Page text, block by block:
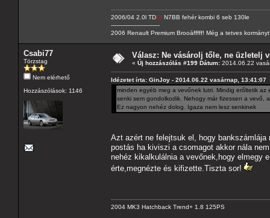
2006/04 2.0l TDCI N7BB fehér kombi 6 seb 130le
---------------------------
2006 Renault Premium Brooáfffff! Még a tetves
Csabi77
Törzstag
Nem elérhető
Hozzászólások: 1146
Válasz: Ne vásárolj tőle, ne üzletelj
« Új hozzászólás #199 Dátum: 2014.06.22
Idézetet írta: GinJoy - 2014.06.22 vasárnap, 13:41:07
minden egyéb meg a vevőnek lutri. Mindig erőltetik
senki sem gondolkodik. Nehogy már fizessen a vevő,
Ez nagyon nehéz dolog. Igaza nem lesz senkinek
Azt azért ne felejtsuk el, hogy
postás ha kiviszi a csomagot akkor nála
nehéz kikalkulálnia a vevőnek,hogy elmegy
érte,megnézte és kifizette.Tiszta sor!
2004 MK3 Hatchback Trend+ 1.8 125PS